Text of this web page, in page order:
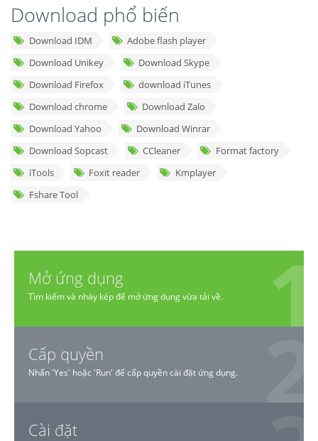
Download phổ biến
Download IDM
Adobe flash player
Download Unikey
Download Skype
Download Firefox
download iTunes
Download chrome
Download Zalo
Download Yahoo
Download Winrar
Download Sopcast
CCleaner
Format factory
iTools
Foxit reader
Kmplayer
Fshare Tool
Mở ứng dụng
Tìm kiếm và nháy kép để mở ứng dụng vừa tải về.
Cấp quyền
Nhấn 'Yes' hoặc 'Run' để cấp quyền cài đặt ứng dụng.
Cài đặt